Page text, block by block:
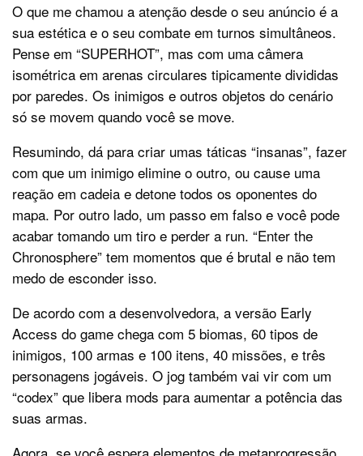
O que me chamou a atenção desde o seu anúncio é a
sua estética e o seu combate em turnos simultâneos.
Pense em “SUPERHOT”, mas com uma câmera
isométrica em arenas circulares tipicamente divididas
por paredes. Os inimigos e outros objetos do cenário
só se movem quando você se move.
Resumindo, dá para criar umas táticas “insanas”, fazer
com que um inimigo elimine o outro, ou cause uma
reação em cadeia e detone todos os oponentes do
mapa. Por outro lado, um passo em falso e você pode
acabar tomando um tiro e perder a run. “Enter the
Chronosphere” tem momentos que é brutal e não tem
medo de esconder isso.
De acordo com a desenvolvedora, a versão Early
Access do game chega com 5 biomas, 60 tipos de
inimigos, 100 armas e 100 itens, 40 missões, e três
personagens jogáveis. O jog também vai vir com um
“codex” que libera mods para aumentar a potência das
suas armas.